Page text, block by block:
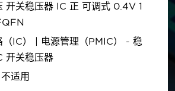
开关稳压器 IC 正 可调式 0.4V 1
（IC） | 电源管理（PMIC） - 稳
开关稳压器
不适用